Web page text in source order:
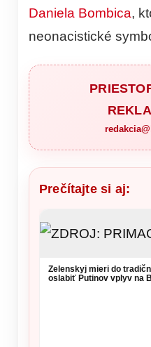
Daniela Bombica,
neonacistické
Prečítajte si aj:
Zelenskyj mieri do
oslabiť Putinov vplyv na